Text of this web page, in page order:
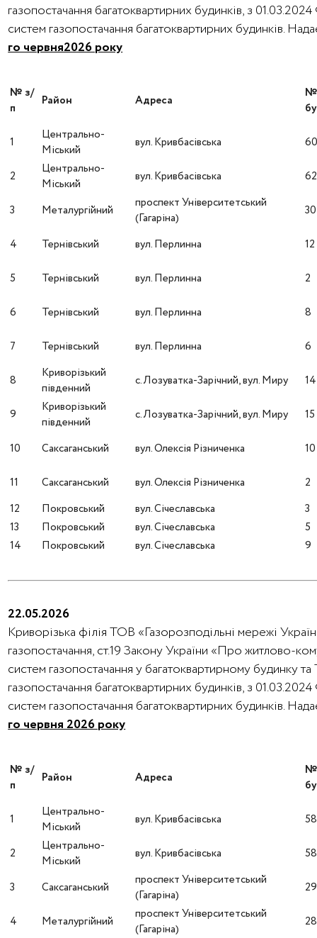
газопостачання багатоквартирних будинків, з
систем газопостачання багатоквартирних будинків.
го червня2026 року
№ з/
п
Район Адреса
1
Центрально-
Міський
вул. Кривбасівська
2
Центрально-
Міський
вул. Кривбасівська 62
3 Металургійний
проспект Університетський
(Гагаріна)
30
4 Тернівський вул. Перлинна 12
5 Тернівський вул. Перлинна 2
6 Тернівський вул. Перлинна 8
7 Тернівський вул. Перлинна 6
8
Криворізький
південний
с. Лозуватка-Зарічний, вул. Миру 14
9
Криворізький
південний
с. Лозуватка-Зарічний, вул. Миру 15
10 Саксаганський вул. Олексія Різниченка 10
11 Саксаганський вул. Олексія Різниченка
2
12
Покровський вул. Січеславська
3
13
Покровський вул. Січеславська
5
14
Покровський вул. Січеславська 9
22.05.2026
Криворізька філія ТОВ «Газорозподільні мережі
газопостачання, ст.19 Закону України «Про житлово-
систем газопостачання у багатоквартирному будинку
газопостачання багатоквартирних будинків, з
систем газопостачання багатоквартирних будинків.
го червня 2026 року
№ з/
п
Район Адреса
1
Центрально-
Міський
вул. Кривбасівська 58
2
Центрально-
Міський
вул. Кривбасівська
3 Саксаганський
проспект Університетський
(Гагаріна)
29
4 Металургійний
проспект Університетський
(Гагаріна)
28